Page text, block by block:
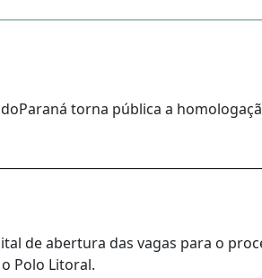
torna pública a
de abertura das vagas para o
Polo Litoral.